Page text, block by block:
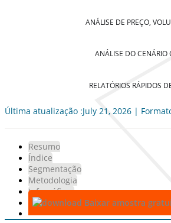
ANÁLISE DE PREÇO,
ANÁLISE DO CENÁRIO
RELATÓRIOS RÁPIDOS
Última atualização :July 21, 2026 |
Resumo
Índice
Segmentação
Metodologia
Infográficos
Baixar amostra